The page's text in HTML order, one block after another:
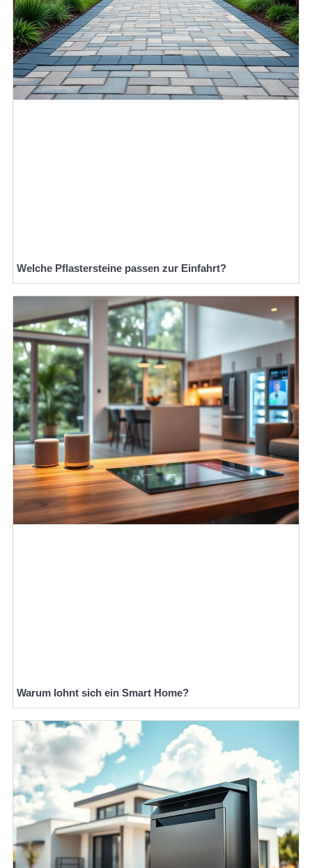
Welche Pflastersteine passen zur Einfahrt?
Warum lohnt sich ein Smart Home?